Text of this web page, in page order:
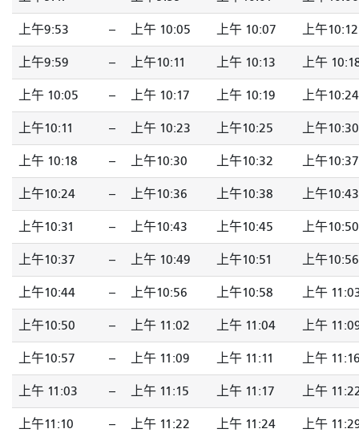
上午9:53 -- 上午 10:05 上午 10:07 上午10:12
上午9:59 -- 上午10:11 上午 10:13 上午
上午 10:05 -- 上午 10:17 上午 10:19 上午10:24
上午10:11 -- 上午 10:23 上午10:25 上午10:30
上午 10:18 -- 上午10:30 上午10:32 上午10:37
上午10:24 -- 上午10:36 上午10:38 上午10:43
上午10:31 -- 上午10:43 上午10:45 上午10:50
上午10:37 -- 上午 10:49 上午10:51 上午10:56
上午10:44 -- 上午10:56 上午10:58 上午
上午10:50 -- 上午 11:02 上午 11:04 上午
上午10:57 -- 上午 11:09 上午 11:11 上午
上午 11:03 -- 上午 11:15 上午 11:17 上午
上午11:10 -- 上午 11:22 上午 11:24 上午